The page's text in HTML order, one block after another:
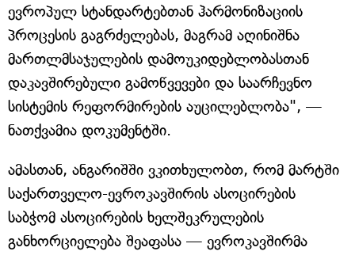
ევროპულ სტანდარტებთან ჰარმონიზაციის
პროცესის გაგრძელებას, მაგრამ აღინიშნა
მართლმსაჯულების დამოუკიდებლობასთან
დაკავშირებული გამოწვევები და საარჩევნო
სისტემის რეფორმირების აუცილებლობა", —
ნათქვამია დოკუმენტში.
ამასთან, ანგარიშში ვკითხულობთ, რომ მარტში
საქართველო-ევროკავშირის ასოცირების
საბჭომ ასოცირების ხელშეკრულების
განხორციელება შეაფასა — ევროკავშირმა